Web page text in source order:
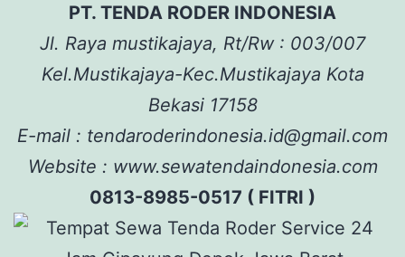
PT. TENDA RODER INDONESIA
Jl. Raya mustikajaya, Rt/Rw : 003/007
Kel.Mustikajaya-Kec.Mustikajaya Kota
Bekasi 17158
E-mail : tendaroderindonesia.id@gmail.com
Website : www.sewatendaindonesia.com
0813-8985-0517 ( FITRI )